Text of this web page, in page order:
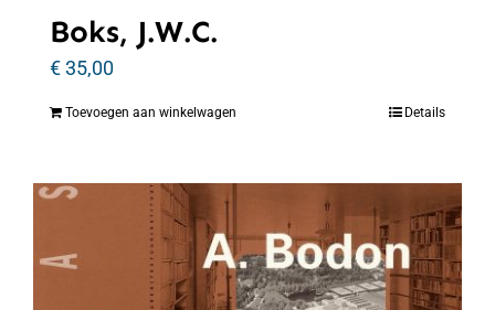
Boks, J.W.C.
€35,00
Toevoegen aan winkelwagen Details